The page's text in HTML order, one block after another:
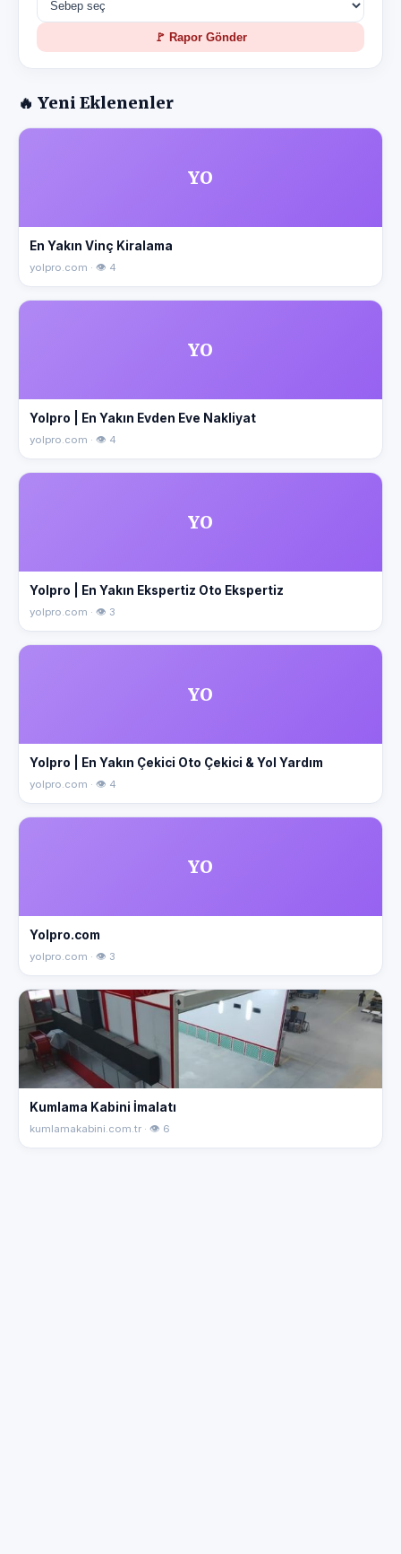
🚩 Rapor Gönder
🔥 Yeni Eklenenler
YO
En Yakın Vinç Kiralama
yolpro.com · 👁 4
YO
Yolpro | En Yakın Evden Eve Nakliyat
yolpro.com · 👁 4
YO
Yolpro | En Yakın Ekspertiz Oto Ekspertiz
yolpro.com · 👁 3
YO
Yolpro | En Yakın Çekici Oto Çekici & Yol Yardım
yolpro.com · 👁 4
YO
Yolpro.com
yolpro.com · 👁 3
Kumlama Kabini İmalatı
kumlamakabini.com.tr · 👁 6